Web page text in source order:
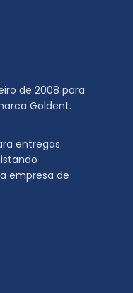
de 2008 para
Goldent.
entregas
empresa de